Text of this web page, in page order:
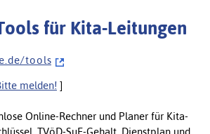
für Kita-Leitungen
. d e / t o o l s
melden! ]
Online-Rechner und Planer für Kita-
TVöD-SuE-Gehalt, Dienstplan und